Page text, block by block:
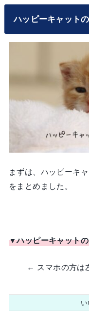
ハッピーキャット
まずは、ハッピーキ
をまとめました。
▼ハッピーキャット
← スマホの方は
い